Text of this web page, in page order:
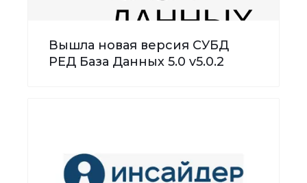
Вышла новая версия СУБД
РЕД База Данных 5.0 v5.0.2